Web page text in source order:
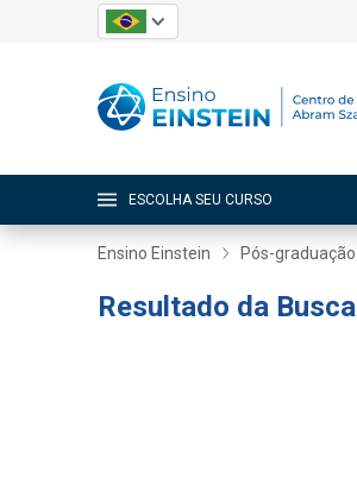
ESCOLHA SEU CURSO
Ensino Einstein Pós-graduação
Resultado da Busca